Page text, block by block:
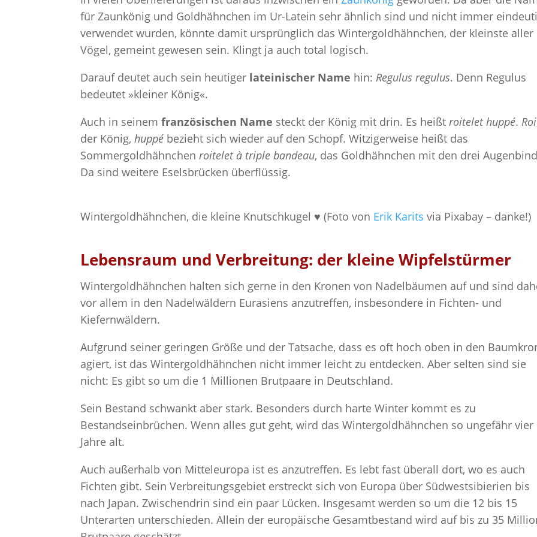
für Zaunkönig und Goldhähnchen im Ur-Latein sehr ähnlich sind und nicht immer
verwendet wurden, könnte damit ursprünglich das Wintergoldhähnchen, der kleinste aller
Vögel, gemeint gewesen sein. Klingt ja auch total logisch.
Darauf deutet auch sein heutiger lateinischer Name hin: Regulus regulus. Denn Regulus
bedeutet »kleiner König«.
Auch in seinemfranzösischen Name steckt der König mit drin. Es heißtroitelet huppé. Roi
der König,huppé bezieht sich wieder auf den Schopf. Witzigerweise heißt das
Sommergoldhähnchenroitelet à triple bandeau, das Goldhähnchen mit den drei
Da sind weitere Eselsbrücken überflüssig.
Wintergoldhähnchen, die kleine Knutschkugel ♥ (Foto von Erik Karits via Pixabay – danke!)
Lebensraum und Verbreitung: der kleine Wipfelstürmer
Wintergoldhähnchen halten sich gerne in den Kronen von Nadelbäumen auf und sind
vor allem in den Nadelwäldern Eurasiens anzutreffen, insbesondere in Fichten- und
Kiefernwäldern.
Aufgrund seiner geringen Größe und der Tatsache, dass es oft hoch oben in den
agiert, ist das Wintergoldhähnchen nicht immer leicht zu entdecken. Aber selten sind sie
nicht: Es gibt so um die 1 Millionen Brutpaare in Deutschland.
Sein Bestand schwankt aber stark. Besonders durch harte Winter kommt es zu
Bestandseinbrüchen. Wenn alles gut geht, wird das Wintergoldhähnchen so ungefähr vier
Jahre alt.
Auch außerhalb von Mitteleuropa ist es anzutreffen. Es lebt fast überall dort, wo es auch
Fichten gibt. Sein Verbreitungsgebiet erstreckt sich von Europa über Südwestsibierien bis
nach Japan. Zwischendrin sind ein paar Lücken. Insgesamt werden so um die 12 bis 15
Unterarten unterschieden. Allein der europäische Gesamtbestand wird auf bis zu 35